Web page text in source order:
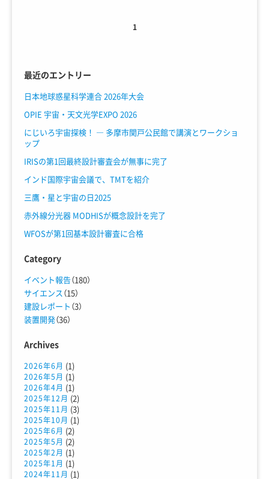
1
最近のエントリー
日本地球惑星科学連合 2026年大会
OPIE 宇宙・天文光学EXPO 2026
にじいろ宇宙探検！ ― 多摩市関戸公民館で講演とワークショ
ップ
IRISの第1回最終設計審査会が無事に完了
インド国際宇宙会議で、TMTを紹介
三鷹・星と宇宙の日2025
赤外線分光器 MODHISが概念設計を完了
WFOSが第1回基本設計審査に合格
Category
イベント報告（180）
サイエンス （15）
建設レポート （3）
装置開発（36）
Archives
2026年6月 (1)
2026年5月 (1)
2026年4月 (1)
2025年12月 (2)
2025年11月 (3)
2025年10月 (1)
2025年6月 (2)
2025年5月 (2)
2025年2月 (1)
2025年1月 (1)
2024年11月 (1)